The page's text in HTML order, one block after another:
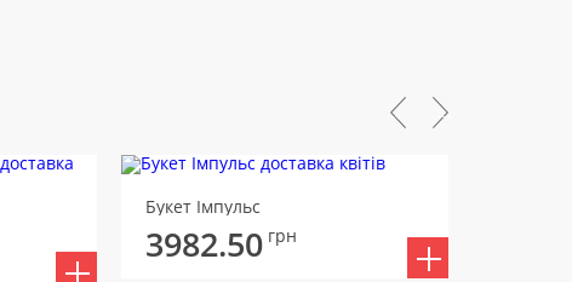
Букет Імпульс
3982.50 грн